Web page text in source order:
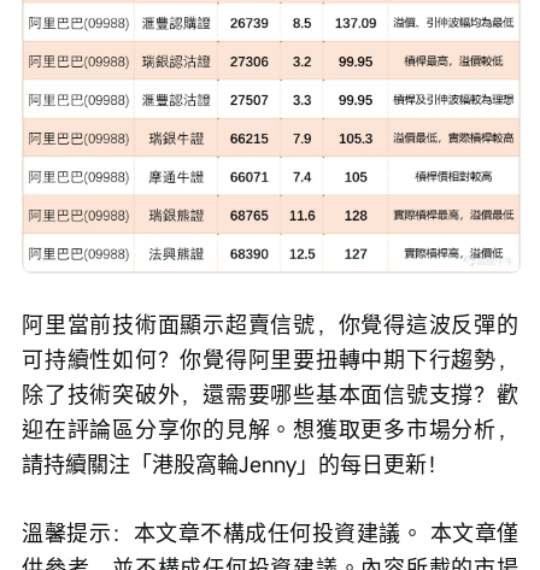
阿里當前技術面顯示超賣信號，你覺得這波反彈的
可持續性如何？你覺得阿里要扭轉中期下行趨勢，
除了技術突破外，還需要哪些基本面信號支撐？歡
迎在評論區分享你的見解。想獲取更多市場分析，
請持續關注「港股窩輪Jenny」的每日更新！
溫馨提示：本文章不構成任何投資建議。 本文章僅